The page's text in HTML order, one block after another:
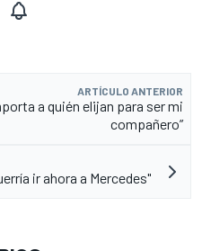
ARTÍCULO ANTERIOR
a quién elijan para ser mi
compañero”
ir ahora a Mercedes"